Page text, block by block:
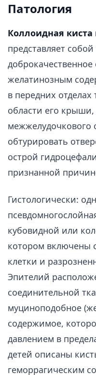
Патология
Коллоидная киста
представляет
доброкачественное
желатинозным
в передних отделах
области его
межжелудочкового
обтурировать
острой
признанной
Гистологически:
кубовидной или
котором включены
клетки и
Эпителий
соединительной
муциноподобное
содержимое,
давлением в
детей описаны
геморрагическим